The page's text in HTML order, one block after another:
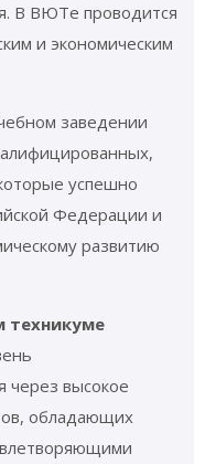
В ВЮТе проводится
и экономическим
заведении
успешно
Федерации и
развитию
техникуме
через высокое
обладающих